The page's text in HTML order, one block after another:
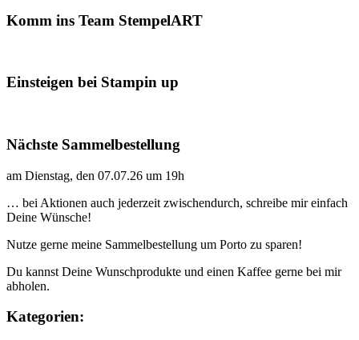
Komm ins Team StempelART
Einsteigen bei Stampin up
Nächste Sammelbestellung
am Dienstag, den 07.07.26 um 19h
… bei Aktionen auch jederzeit zwischendurch, schreibe mir einfach
Deine Wünsche!
Nutze gerne meine Sammelbestellung um Porto zu sparen!
Du kannst Deine Wunschprodukte und einen Kaffee gerne bei mir
abholen.
Kategorien: